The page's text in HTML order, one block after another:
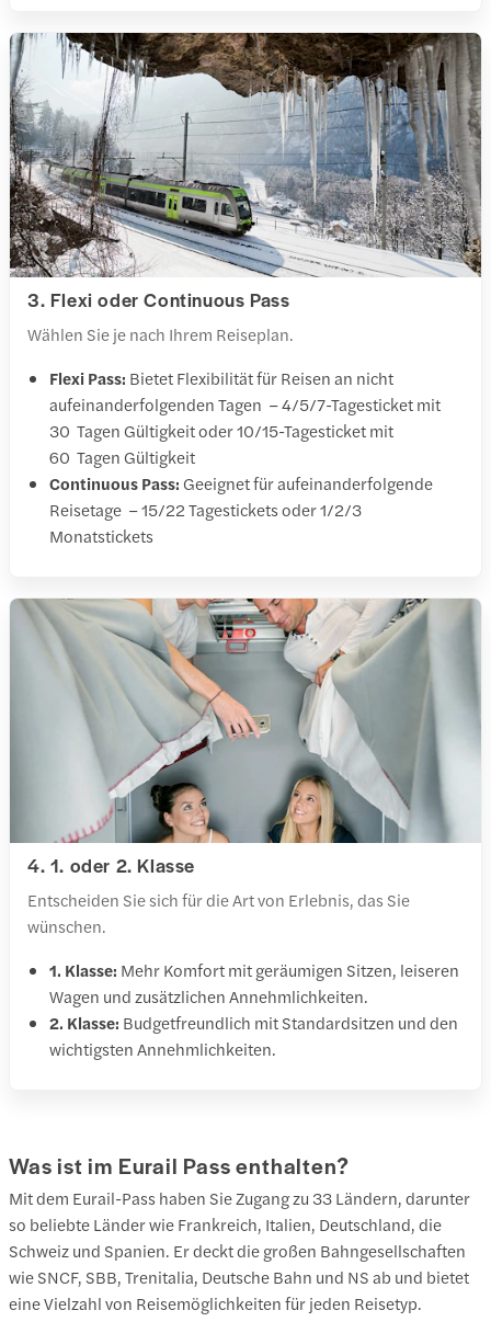
3. Flexi oder Continuous Pass
Wählen Sie je nach Ihrem Reiseplan.
Flexi Pass: Bietet Flexibilität für Reisen an nicht
aufeinanderfolgenden Tagen – 4/5/7-Tagesticket mit
30 Tagen Gültigkeit oder 10/15-Tagesticket mit
60 Tagen Gültigkeit
Continuous Pass: Geeignet für aufeinanderfolgende
Reisetage – 15/22 Tagestickets oder 1/2/3
Monatstickets
4. 1. oder 2. Klasse
Entscheiden Sie sich für die Art von Erlebnis, das Sie
wünschen.
1. Klasse: Mehr Komfort mit geräumigen Sitzen, leiseren
Wagen und zusätzlichen Annehmlichkeiten.
2. Klasse: Budgetfreundlich mit Standardsitzen und den
wichtigsten Annehmlichkeiten.
Was ist im Eurail Pass enthalten?
Mit dem Eurail-Pass haben Sie Zugang zu 33 Ländern, darunter
so beliebte Länder wie Frankreich, Italien, Deutschland, die
Schweiz und Spanien. Er deckt die großen Bahngesellschaften
wie SNCF, SBB, Trenitalia, Deutsche Bahn und NS ab und bietet
eine Vielzahl von Reisemöglichkeiten für jeden Reisetyp.